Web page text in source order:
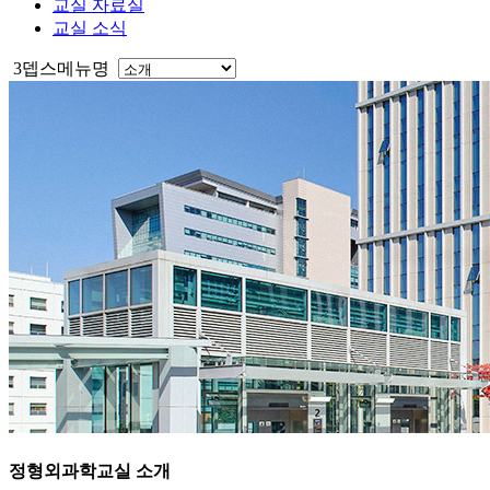
교실 자료실
교실 소식
3뎁스메뉴명
정형외과학교실 소개